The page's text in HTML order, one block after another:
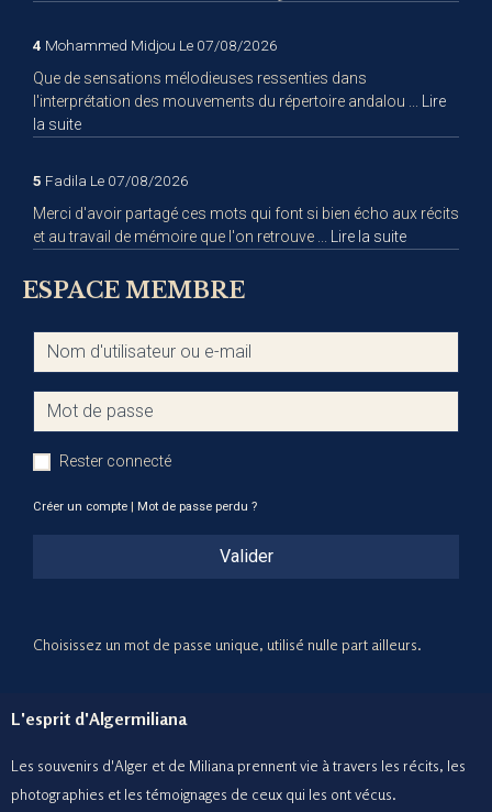
4 Mohammed Midjou Le 07/08/2026
Que de sensations mélodieuses ressenties dans
l'interprétation des mouvements du répertoire andalou ... Lire
la suite
5 Fadila Le 07/08/2026
Merci d'avoir partagé ces mots qui font si bien écho aux récits
et au travail de mémoire que l'on retrouve ... Lire la suite
ESPACE MEMBRE
Rester connecté
Créer un compte Mot de passe perdu ?
Valider
Choisissez un mot de passe unique, utilisé nulle part ailleurs.
L'esprit d'Algermiliana
Les souvenirs d'Alger et de Miliana prennent vie à travers les récits, les
photographies et les témoignages de ceux qui les ont vécus.